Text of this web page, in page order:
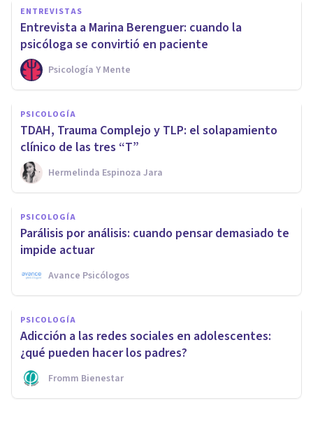
ENTREVISTAS
Entrevista a Marina Berenguer: cuando la
psicóloga se convirtió en paciente
Psicología Y Mente
PSICOLOGÍA
TDAH, Trauma Complejo y TLP: el solapamiento
clínico de las tres “T”
Hermelinda Espinoza Jara
PSICOLOGÍA
Parálisis por análisis: cuando pensar demasiado te
impide actuar
Avance Psicólogos
PSICOLOGÍA
Adicción a las redes sociales en adolescentes:
¿qué pueden hacer los padres?
Fromm Bienestar